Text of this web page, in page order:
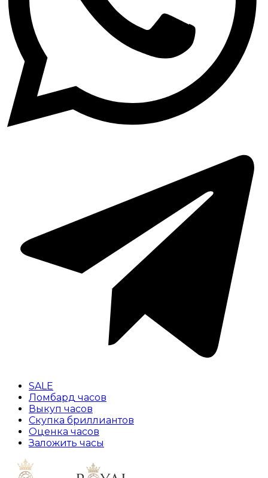
SALE
Ломбард часов
Выкуп часов
Скупка бриллиантов
Оценка часов
Заложить часы